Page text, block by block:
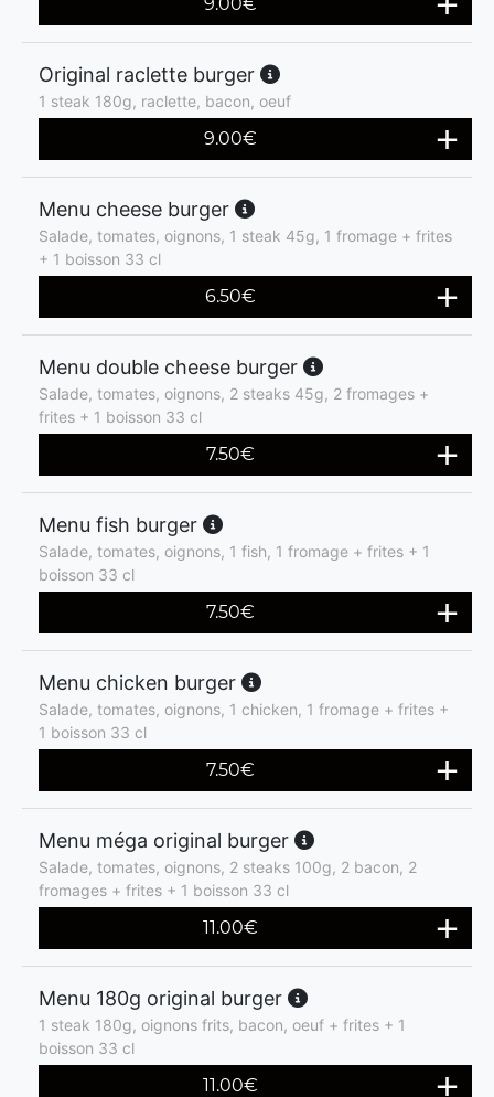
Original raclette burger
1 steak 180g, raclette, bacon, oeuf
9.00€
Menu cheese burger
Salade, tomates, oignons, 1 steak 45g, 1 fromage + frites
+ 1 boisson 33 cl
6.50€
Menu double cheese burger
Salade, tomates, oignons, 2 steaks 45g, 2 fromages +
frites + 1 boisson 33 cl
7.50€
Menu fish burger
Salade, tomates, oignons, 1 fish, 1 fromage + frites + 1
boisson 33 cl
7.50€
Menu chicken burger
Salade, tomates, oignons, 1 chicken, 1 fromage + frites +
1 boisson 33 cl
7.50€
Menu méga original burger
Salade, tomates, oignons, 2 steaks 100g, 2 bacon, 2
fromages + frites + 1 boisson 33 cl
11.00€
Menu 180g original burger
1 steak 180g, oignons frits, bacon, oeuf + frites + 1
boisson 33 cl
11.00€